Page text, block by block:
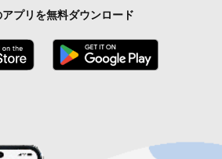
プリを無料ダウンロード
App Store からダウンロード